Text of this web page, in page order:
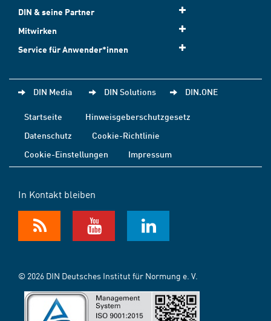
DIN & seine Partner
Mitwirken
Service für Anwender*innen
DIN Media DIN Solutions DIN.ONE
Startseite
Hinweisgeberschutzgesetz
Datenschutz
Cookie-Richtlinie
Cookie-Einstellungen
Impressum
In Kontakt bleiben
© 2026 DIN Deutsches Institut für Normung e. V.